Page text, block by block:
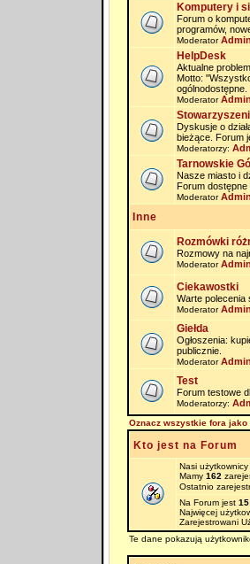
Komputery i
Forum o
programów,
Moderator
HelpDesk
Aktualne
Motto:
ogólnodostępne.
Moderator
Dyskusje o
bieżące. Forum
Moderatorzy:
Tarnowskie
Nasze miasto i
Forum dostępne
Moderator
Inne
Rozmówki
Rozmowy na
Moderator
Ciekawostki
Warte polecenia
Moderator
Giełda
Ogłoszenia:
publicznie.
Moderator
Test
Forum testowe
Moderatorzy:
Oznacz wszystkie fora jako
Kto jest na Forum
Nasi
Mamy 162
Ostatnio
Na Forum jest 15
Najwięcej
Zarejestrowani
Te dane pokazują